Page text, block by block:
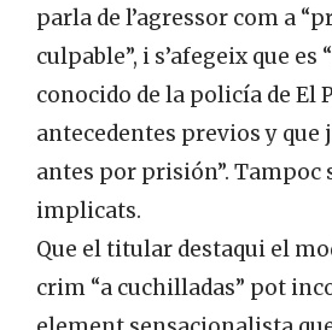
parla de l’agressor com a
culpable”, i s’afegeix que es
conocido de la policía de El
antecedentes previos y que
antes por prisión”. Tampoc
implicats.
Que el titular destaqui el
crim “a cuchilladas” pot